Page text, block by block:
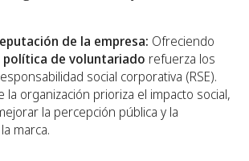
de la empresa: Ofreciendo
política de voluntariado refuerza los
social corporativa (RSE).
la organización prioriza el impacto social,
la percepción pública y la
marca.